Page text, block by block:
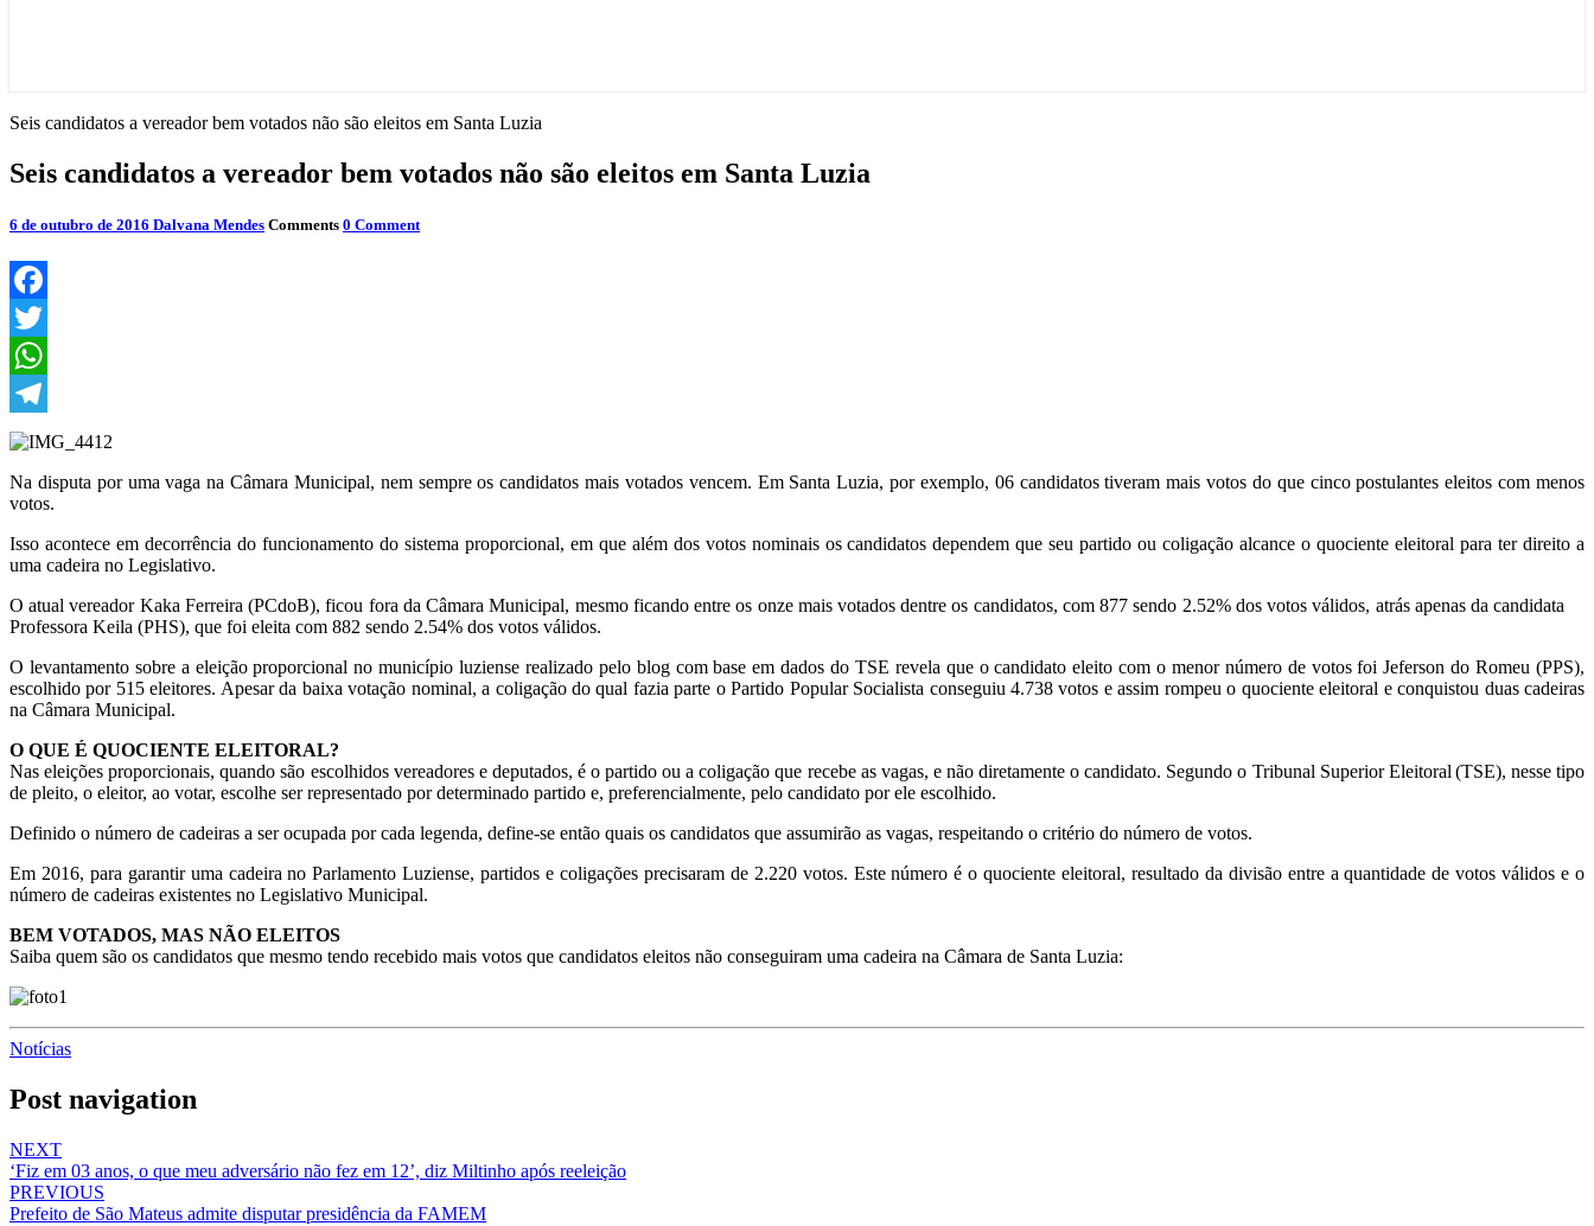
Seis candidatos a vereador bem votados não são eleitos em Santa Luzia
Seis candidatos a vereador bem votados não são eleitos em Santa Luzia
6 de outubro de 2016 Dalvana Mendes Comments 0 Comment
Facebook
Twitter
WhatsApp
Telegram
Na disputa por uma vaga na Câmara Municipal, nem sempre os candidatos mais votados vencem. Em Santa Luzia, por exemplo, 06 candidatos tiveram mais votos do que cinco postulantes eleitos com menos
votos.
Isso acontece em decorrência do funcionamento do sistema proporcional, em que além dos votos nominais os candidatos dependem que seu partido ou coligação alcance o quociente eleitoral para ter direito a
uma cadeira no Legislativo.
O atual vereador Kaka Ferreira (PCdoB), ficou fora da Câmara Municipal, mesmo ficando entre os onze mais votados dentre os candidatos, com 877 sendo 2.52% dos votos válidos, atrás apenas da candidata
Professora Keila (PHS), que foi eleita com 882 sendo 2.54% dos votos válidos.
O levantamento sobre a eleição proporcional no município luziense realizado pelo blog com base em dados do TSE revela que o candidato eleito com o menor número de votos foi Jeferson do Romeu (PPS),
escolhido por 515 eleitores. Apesar da baixa votação nominal, a coligação do qual fazia parte o Partido Popular Socialista conseguiu 4.738 votos e assim rompeu o quociente eleitoral e conquistou duas cadeiras
na Câmara Municipal.
O QUE É QUOCIENTE ELEITORAL?
Nas eleições proporcionais, quando são escolhidos vereadores e deputados, é o partido ou a coligação que recebe as vagas, e não diretamente o candidato. Segundo o Tribunal Superior Eleitoral (TSE), nesse tipo
de pleito, o eleitor, ao votar, escolhe ser representado por determinado partido e, preferencialmente, pelo candidato por ele escolhido.
Definido o número de cadeiras a ser ocupada por cada legenda, define-se então quais os candidatos que assumirão as vagas, respeitando o critério do número de votos.
Em 2016, para garantir uma cadeira no Parlamento Luziense, partidos e coligações precisaram de 2.220 votos. Este número é o quociente eleitoral, resultado da divisão entre a quantidade de votos válidos e o
número de cadeiras existentes no Legislativo Municipal.
BEM VOTADOS, MAS NÃO ELEITOS
Saiba quem são os candidatos que mesmo tendo recebido mais votos que candidatos eleitos não conseguiram uma cadeira na Câmara de Santa Luzia:
Notícias
Post navigation
NEXT
‘Fiz em 03 anos, o que meu adversário não fez em 12’, diz Miltinho após reeleição
PREVIOUS
Prefeito de São Mateus admite disputar presidência da FAMEM